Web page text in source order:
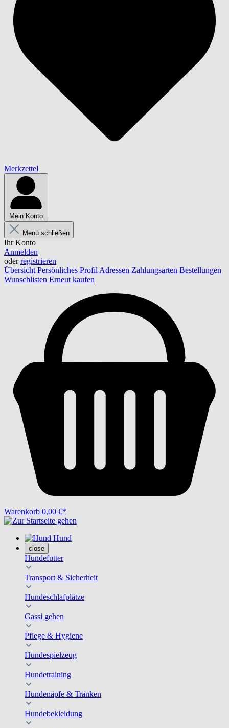
Merkzettel
Mein Konto
Menü schließen
Ihr Konto
Anmelden
oderregistrieren
Übersicht Persönliches Profil Adressen Zahlungsarten Bestellungen
Wunschlisten Erneut kaufen
Warenkorb 0,00 €*
Hund
close
Hundefutter
Transport & Sicherheit
Hundeschlafplätze
Gassi gehen
Pflege & Hygiene
Hundespielzeug
Hundetraining
Hundenäpfe & Tränken
Hundebekleidung